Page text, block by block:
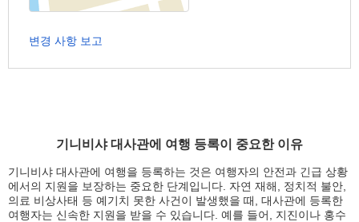
기니비샤 대사관에 여행 등록이 중요한 이유
기니비샤 대사관에 여행을 등록하는 것은 여행자의 안전과 긴급 상황
에서의 지원을 보장하는 중요한 단계입니다. 자연 재해, 정치적 불안,
의료 비상사태 등 예기치 못한 사건이 발생했을 때, 대사관에 등록한
여행자는 신속한 지원을 받을 수 있습니다. 예를 들어, 지진이나 홍수
변경 사항 보고